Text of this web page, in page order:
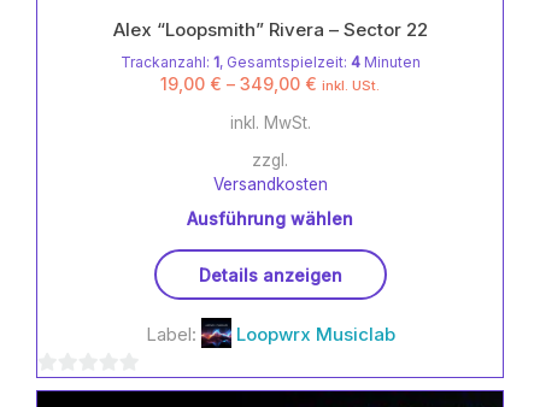
Alex “Loopsmith” Rivera – Sector 22
Trackanzahl: 1, Gesamtspielzeit: 4Minuten
19,00 € – 349,00 € inkl. USt.
inkl. MwSt.
zzgl.
Versandkosten
Ausführung wählen
Produkt
mehrere
auf.
Details anzeigen
Label: Loopwrx Musiclab
0